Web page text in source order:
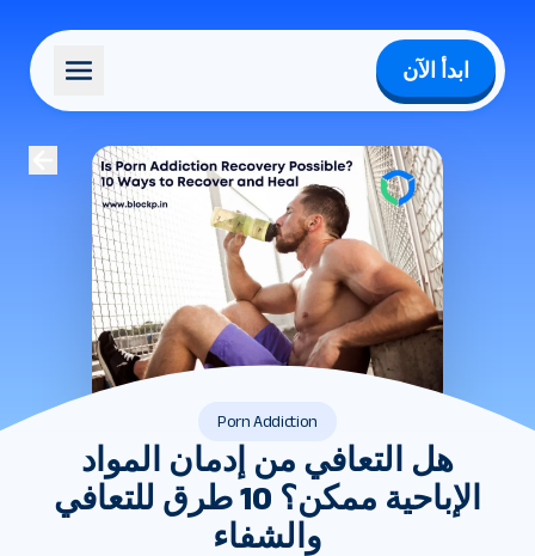
ابدأ الآن
Porn Addiction
هل التعافي من إدمان المواد
الإباحية ممكن؟ 10 طرق للتعافي
والشفاء